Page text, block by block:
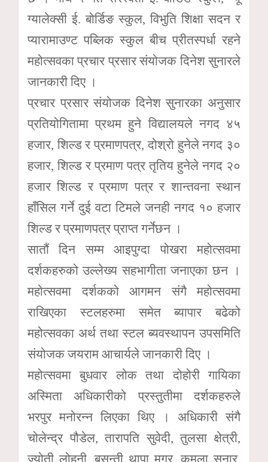
ग्यालेक्सी ई. बोर्डिङ स्कुल, विभुति शिक्षा सदन र
प्यारामाउण्ट पब्लिक स्कुल बीच प्रीतस्पर्धा रहने
महोत्सवका प्रचार प्रसार संयोजक दिनेश सुनारले
जानकारी दिए ।
प्रचार प्रसार संयोजक दिनेश सुनारका अनुसार
प्रतियोगितामा प्रथम हुने विद्यालयले नगद ४५
हजार, शिल्ड र प्रमाणपत्र, दोश्रो हुनेले नगद ३०
हजार, शिल्ड र प्रमाण पत्र तृतिय हुनेले नगद २०
हजार शिल्ड र प्रमाण पत्र र शान्तवना स्थान
हाँसिल गर्ने दुई वटा टिमले जनही नगद १० हजार
शिल्ड र प्रमाणपत्र प्राप्त गर्नेछन ।
सातौं दिन सम्म आइपुग्दा पोखरा महोत्सवमा
दर्शकहरुको उल्लेख्य सहभागीता जनाएका छन ।
महोत्सवमा दर्शकको आगमन संगै महोत्सवमा
राखिएका स्टलहरुमा समेत ब्यापार बढेको
महोत्सवका अर्थ तथा स्टल ब्यवस्थापन उपसमिति
संयोजक जयराम आचार्यले जानकारी दिए ।
महोत्सवमा बुधवार लोक तथा दोहोरी गायिका
अस्मिता अधिकारीको प्रस्तुतीमा दर्शकहरुले
भरपुर मनोरन्न लिएका थिए । अधिकारी संगै
चोलेन्द्र पौडेल, तारापति सुवेदी, तुलसा क्षेत्री,